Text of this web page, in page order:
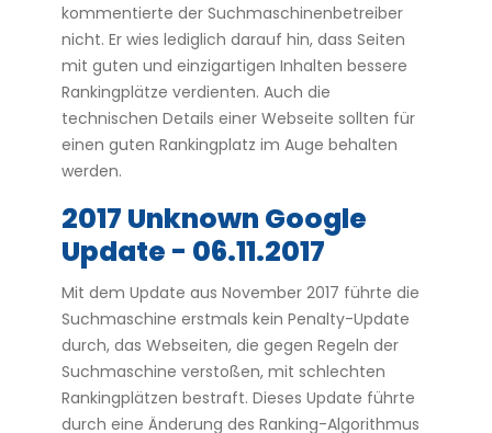
kommentierte der Suchmaschinenbetreiber
nicht. Er wies lediglich darauf hin, dass Seiten
mit guten und einzigartigen Inhalten bessere
Rankingplätze verdienten. Auch die
technischen Details einer Webseite sollten für
einen guten Rankingplatz im Auge behalten
werden.
2017 Unknown Google
Update - 06.11.2017
Mit dem Update aus November 2017 führte die
Suchmaschine erstmals kein Penalty-Update
durch, das Webseiten, die gegen Regeln der
Suchmaschine verstoßen, mit schlechten
Rankingplätzen bestraft. Dieses Update führte
durch eine Änderung des Ranking-Algorithmus